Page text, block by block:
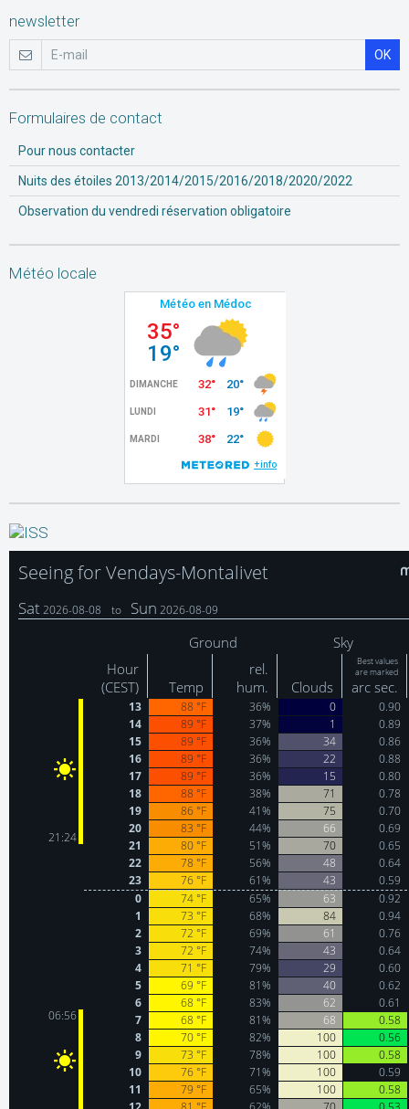
newsletter
OK
Formulaires de contact
Pour nous contacter
Nuits des étoiles 2013/2014/2015/2016/2018/2020/2022
Observation du vendredi réservation obligatoire
Météo locale